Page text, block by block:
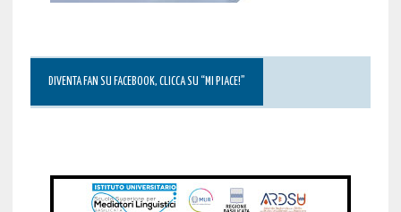
DIVENTA FAN SU FACEBOOK, CLICCA SU “MI PIACE!”